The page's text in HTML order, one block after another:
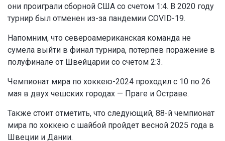
они проиграли сборной США со счетом 1:4. В 2020 году
турнир был отменен из-за пандемии COVID-19.
Напомним, что североамериканская команда не
сумела выйти в финал турнира, потерпев поражение в
полуфинале от Швейцарии со счетом 2:3.
Чемпионат мира по хоккею-2024 проходил с 10 по 26
мая в двух чешских городах — Праге и Остраве.
Также стоит отметить, что следующий, 88-й чемпионат
мира по хоккею с шайбой пройдет весной 2025 года в
Швеции и Дании.